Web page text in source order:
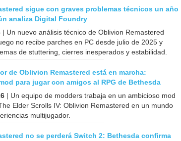
sigue con graves problemas técnicos un año
analiza Digital Foundry
| Un nuevo análisis técnico de Oblivion Remastered
no recibe parches en PC desde julio de 2025 y
de stuttering, cierres inesperados y estabilidad.
de Oblivion Remastered está en marcha:
para jugar con amigos al RPG de Bethesda
| Un equipo de modders trabaja en un ambicioso mod
Elder Scrolls IV: Oblivion Remastered en un mundo
multijugador.
no se perderá Switch 2: Bethesda confirma